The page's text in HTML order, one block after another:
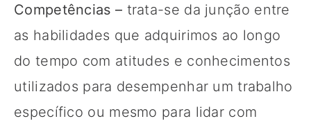
Competências – trata-se da junção entre
as habilidades que adquirimos ao longo
do tempo com atitudes e conhecimentos
utilizados para desempenhar um trabalho
específico ou mesmo para lidar com